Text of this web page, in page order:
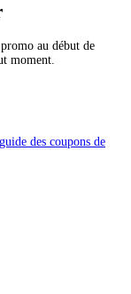
au début de
moment.
des coupons de